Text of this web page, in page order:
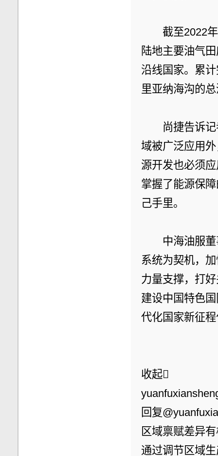
截至2022年3
陆地主要油气
沿线国家。累
里亚纳海沟的
尚捷告诉记
域被广泛应用
源开发也必须
掌握了能源保
己手里。
中海油服董事
系统为契机，
力量支撑，打
建设中国特色
代化国家新征
收起
回复
区域禀赋差异
通过调节区域